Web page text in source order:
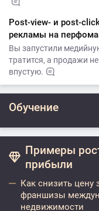
Post-view- и post-
рекламы на
Вы запустили
тратится, а продажи
впустую.
Обучение
Примеры
прибыли
Как снизить цену
франшизы
недвижимости